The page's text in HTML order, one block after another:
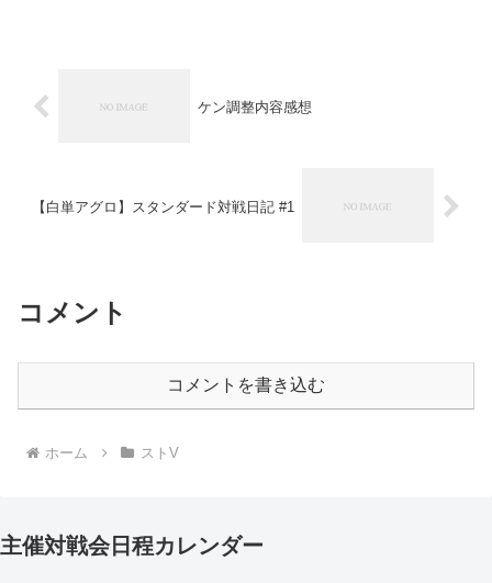
ケン調整内容感想
【白単アグロ】スタンダード対戦日記 #1
コメント
コメントを書き込む
ホーム ストV
主催対戦会日程カレンダー